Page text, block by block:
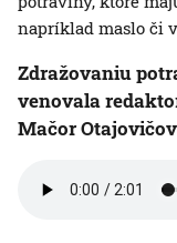
napríklad maslo či
Zdražovaniu
venovala
Mačor